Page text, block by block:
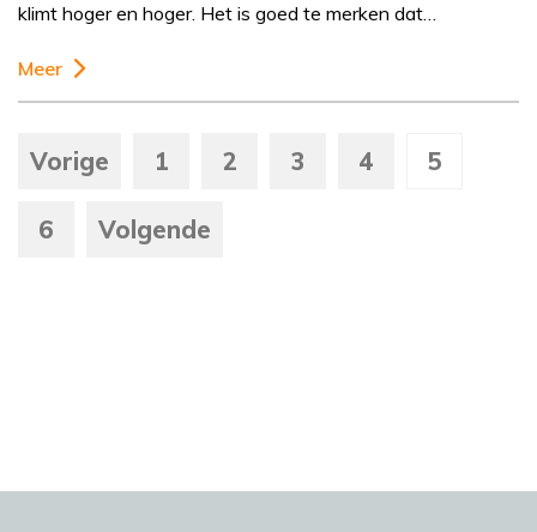
klimt hoger en hoger. Het is goed te merken dat…
Meer
Vorige 1 2 3 4 5
6 Volgende